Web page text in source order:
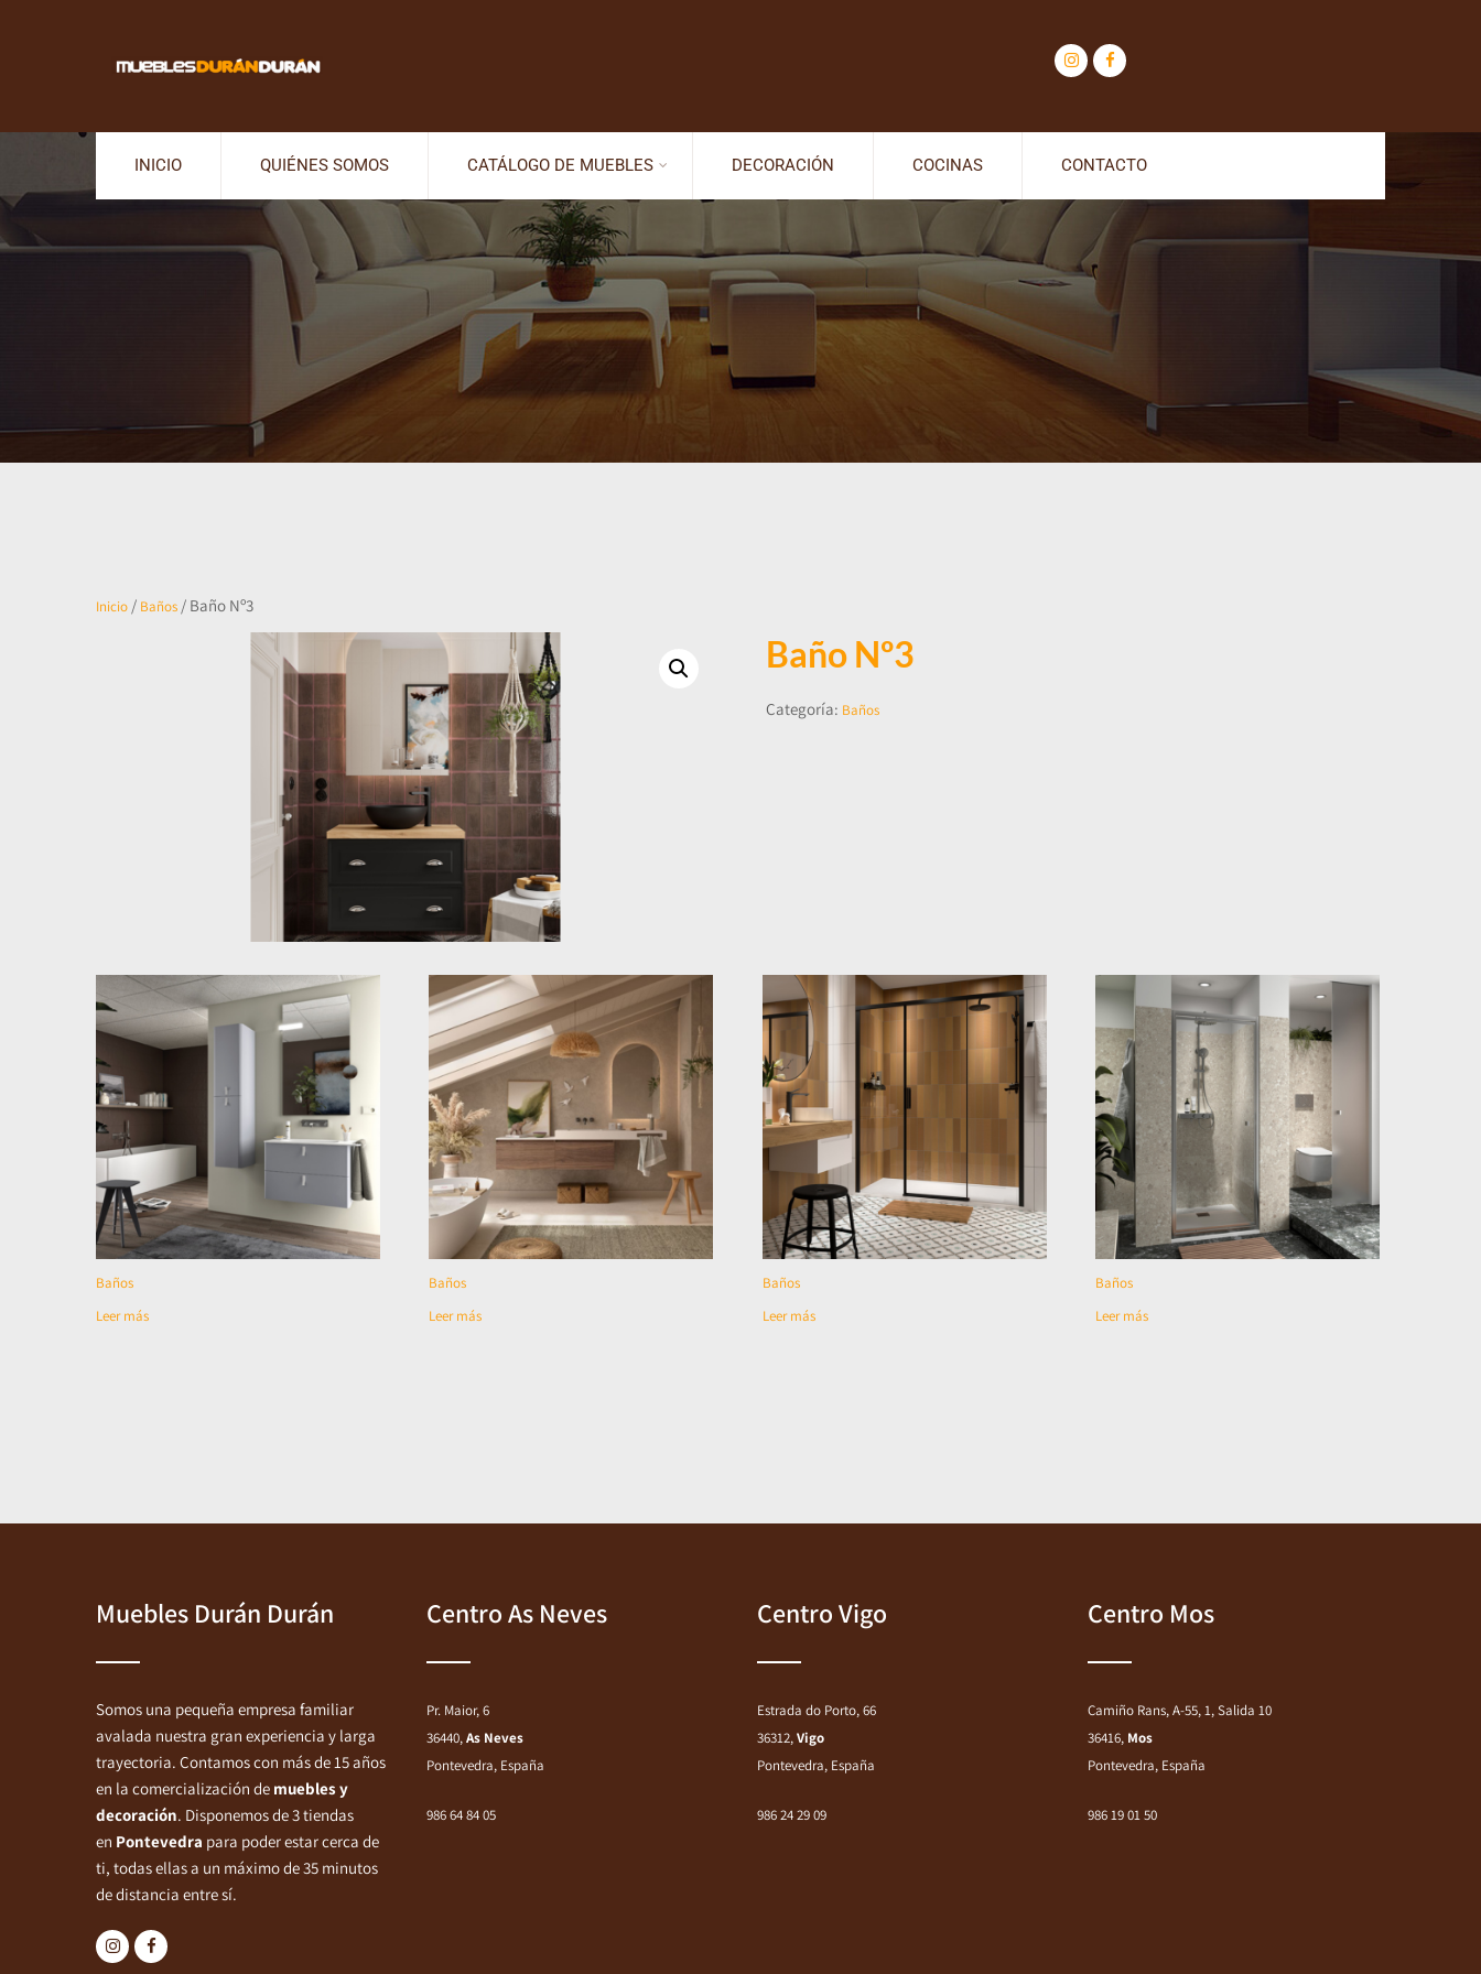
INICIO QUIÉNES SOMOS CATÁLOGO DE MUEBLES DECORACIÓN COCINAS CONTACTO
Inicio / Baños / Baño Nº3
Baño Nº3
Categoría: Baños
Baños
Leer más
Baños
Leer más
Baños
Leer más
Baños
Leer más
Muebles Durán Durán
Somos una pequeña empresa familiar
avalada nuestra gran experiencia y larga
trayectoria. Contamos con más de 15 años
en la comercialización de muebles y
decoración. Disponemos de 3 tiendas
en Pontevedra para poder estar cerca de
ti, todas ellas a un máximo de 35 minutos
de distancia entre sí.
Centro As Neves
Pr. Maior, 6
36440,As Neves
Pontevedra, España
986 64 84 05
Centro Vigo
Estrada do Porto, 66
36312,Vigo
Pontevedra, España
986 24 29 09
Centro Mos
Camiño Rans, A-55, 1, Salida 10
36416, Mos
Pontevedra, España
986 19 01 50